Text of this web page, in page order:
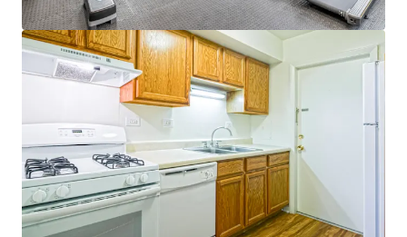
fitness center, and playground
Best of Dupage County
Easy access to both I-55 and I-88 - Major
Industrial Corridors
Fantastic nearby schools - Community High
School Dist. #99 Rated A+
10 Minutes to Downtown Naperville - #1
Best City to Live in America
Minutes from convenient retail at the
Promenade Bolingbrook